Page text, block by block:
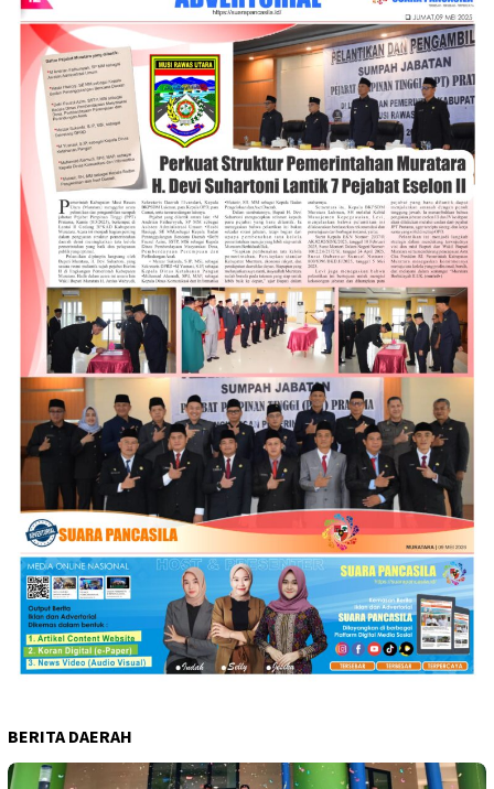
BERITA DAERAH